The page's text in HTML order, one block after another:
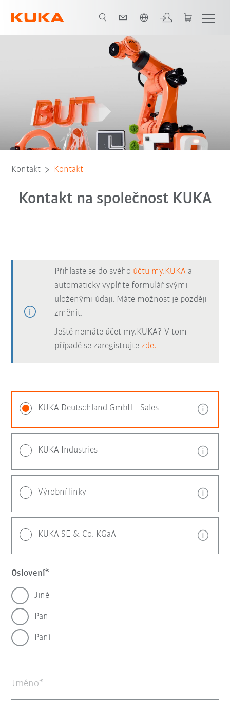
Kontakt Kontakt
Kontakt na společnost KUKA
Přihlaste se do svého účtu my.KUKA a
automaticky vyplňte formulář svými
uloženými údaji. Máte možnost je později
změnit.
Ještě nemáte účet my.KUKA? V tom
případě se zaregistrujtezde.
KUKA Deutschland GmbH - Sales
KUKA Industries
Výrobní linky
KUKA SE & Co. KGaA
Oslovení
Jiné
Pan
Paní
Jméno